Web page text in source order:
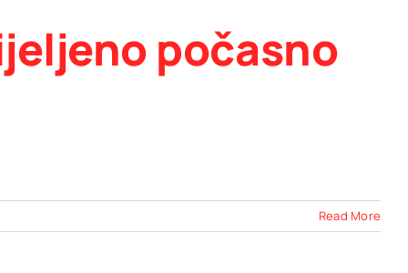
počasno
Read More